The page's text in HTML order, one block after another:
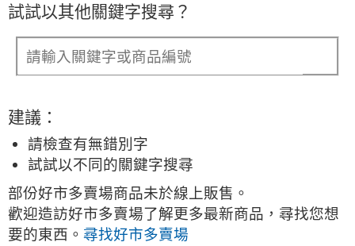
試試以其他關鍵字搜尋？
建議：
請檢查有無錯別字
試試以不同的關鍵字搜尋
部份好市多賣場商品未於線上販售。
歡迎造訪好市多賣場了解更多最新商品，尋找您想
要的東西。 尋找好市多賣場